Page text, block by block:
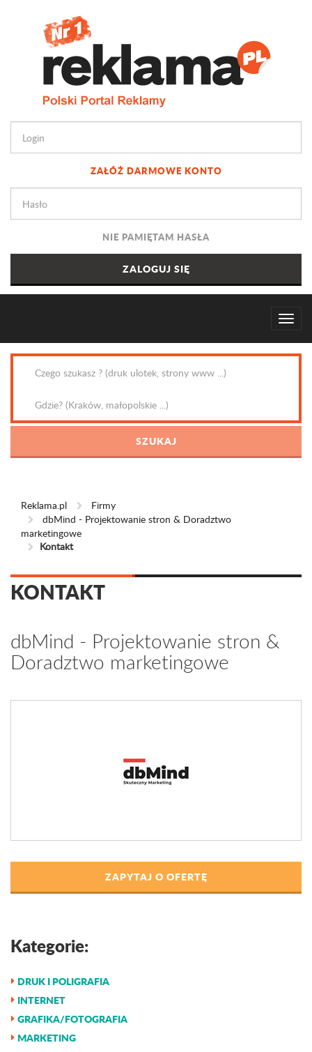
ZAŁÓŻ DARMOWE KONTO
NIE PAMIĘTAM HASŁA
Reklama.pl
Firmy
dbMind - Projektowanie stron & Doradztwo
marketingowe
Kontakt
KONTAKT
dbMind - Projektowanie stron &
Doradztwo marketingowe
ZAPYTAJ O OFERTĘ
Kategorie:
DRUK I POLIGRAFIA
INTERNET
GRAFIKA/FOTOGRAFIA
MARKETING